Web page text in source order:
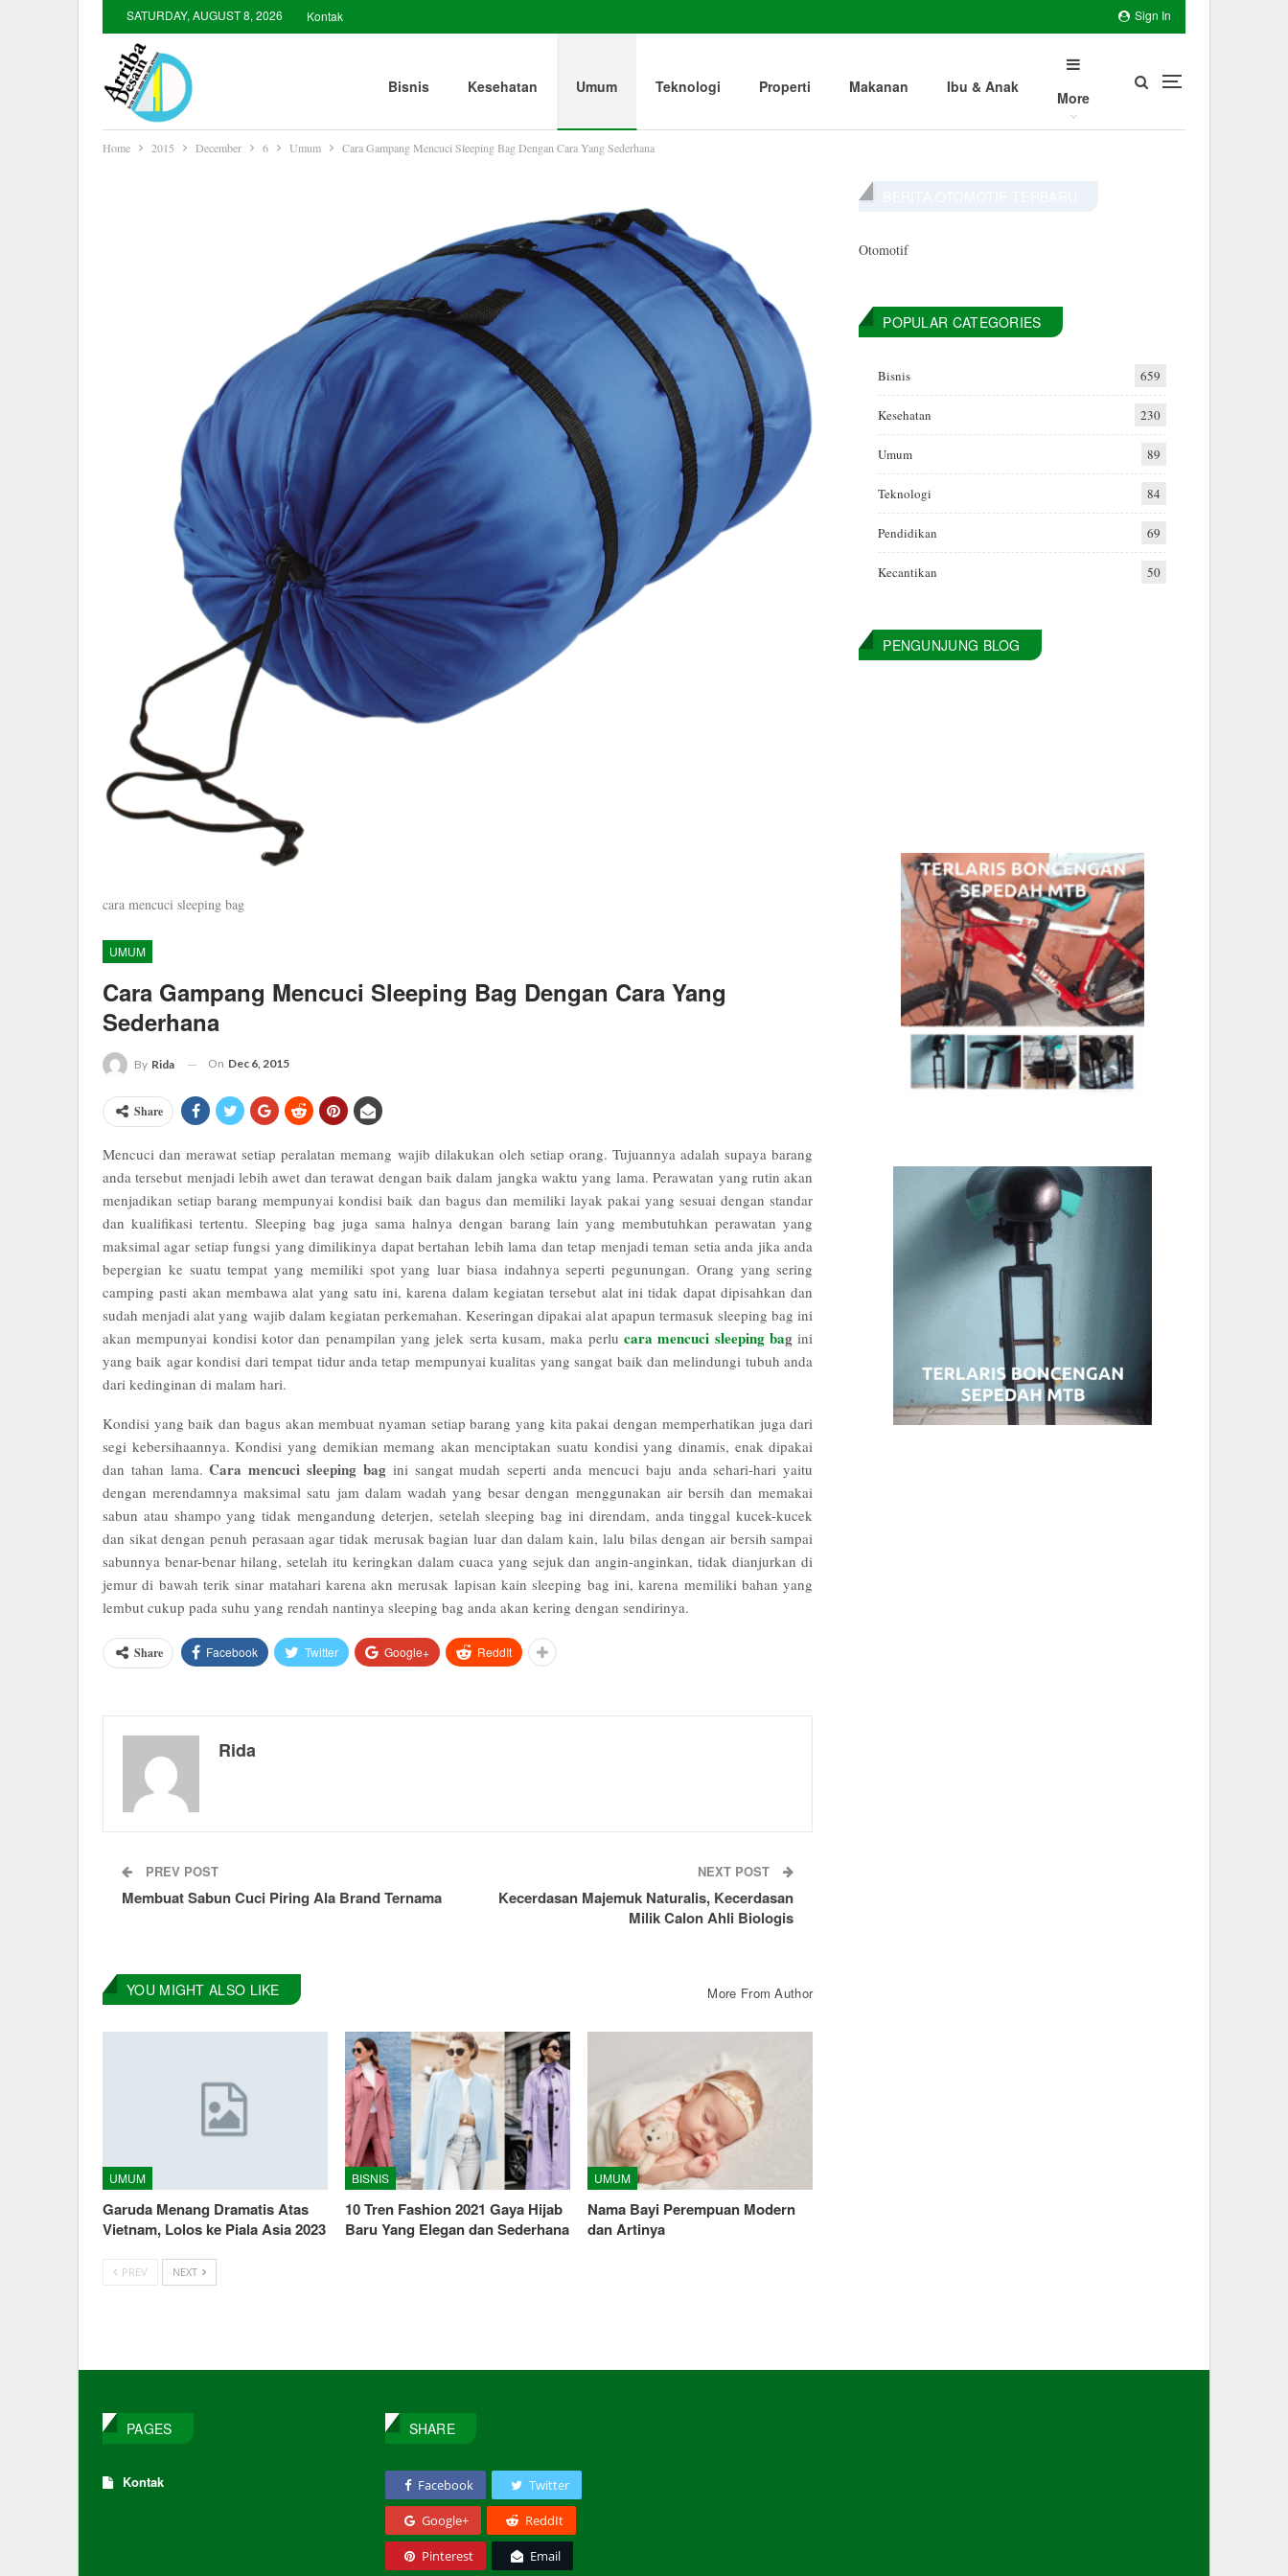
Sign In
SATURDAY, AUGUST 8, 2026 Kontak
Bisnis Kesehatan Umum Teknologi Properti Makanan Ibu & Anak
More
Home 2015 December 6 Umum Cara Gampang Mencuci Sleeping Bag Dengan Cara Yang Sederhana
cara mencuci sleeping bag
UMUM
Cara Gampang Mencuci Sleeping Bag Dengan Cara Yang
Sederhana
By Rida On Dec 6, 2015
Share
Mencuci dan merawat setiap peralatan memang wajib dilakukan oleh setiap orang. Tujuannya adalah supaya barang
anda tersebut menjadi lebih awet dan terawat dengan baik dalam jangka waktu yang lama. Perawatan yang rutin akan
menjadikan setiap barang mempunyai kondisi baik dan bagus dan memiliki layak pakai yang sesuai dengan standar
dan kualifikasi tertentu. Sleeping bag juga sama halnya dengan barang lain yang membutuhkan perawatan yang
maksimal agar setiap fungsi yang dimilikinya dapat bertahan lebih lama dan tetap menjadi teman setia anda jika anda
bepergian ke suatu tempat yang memiliki spot yang luar biasa indahnya seperti pegunungan. Orang yang sering
camping pasti akan membawa alat yang satu ini, karena dalam kegiatan tersebut alat ini tidak dapat dipisahkan dan
sudah menjadi alat yang wajib dalam kegiatan perkemahan. Keseringan dipakai alat apapun termasuk sleeping bag ini
akan mempunyai kondisi kotor dan penampilan yang jelek serta kusam, maka perlu cara mencuci sleeping bagini
yang baik agar kondisi dari tempat tidur anda tetap mempunyai kualitas yang sangat baik dan melindungi tubuh anda
dari kedinginan di malam hari.
Kondisi yang baik dan bagus akan membuat nyaman setiap barang yang kita pakai dengan memperhatikan juga dari
segi kebersihaannya. Kondisi yang demikian memang akan menciptakan suatu kondisi yang dinamis, enak dipakai
dan tahan lama.Cara mencuci sleeping bagini sangat mudah seperti anda mencuci baju anda sehari-hari yaitu
dengan merendamnya maksimal satu jam dalam wadah yang besar dengan menggunakan air bersih dan memakai
sabun atau shampo yang tidak mengandung deterjen, setelah sleeping bag ini direndam, anda tinggal kucek-kucek
dan sikat dengan penuh perasaan agar tidak merusak bagian luar dan dalam kain, lalu bilas dengan air bersih sampai
sabunnya benar-benar hilang, setelah itu keringkan dalam cuaca yang sejuk dan angin-anginkan, tidak dianjurkan di
jemur di bawah terik sinar matahari karena akn merusak lapisan kain sleeping bag ini, karena memiliki bahan yang
lembut cukup pada suhu yang rendah nantinya sleeping bag anda akan kering dengan sendirinya.
Share Facebook Twitter Google+ ReddIt
Rida
PREV POST
Membuat Sabun Cuci Piring Ala Brand Ternama
NEXT POST
Kecerdasan Majemuk Naturalis, Kecerdasan
Milik Calon Ahli Biologis
YOU MIGHT ALSO LIKE More From Author
UMUM
Garuda Menang Dramatis Atas
Vietnam, Lolos ke Piala Asia 2023
BISNIS
10 Tren Fashion 2021 Gaya Hijab
Baru Yang Elegan dan Sederhana
UMUM
Nama Bayi Perempuan Modern
dan Artinya
PREV NEXT
Otomotif
POPULAR CATEGORIES
Bisnis 659
Kesehatan 230
Umum 89
Teknologi 84
Pendidikan 69
Kecantikan 50
PENGUNJUNG BLOG
PAGES
Kontak
SHARE
Facebook Twitter
Google+ ReddIt
Pinterest Email